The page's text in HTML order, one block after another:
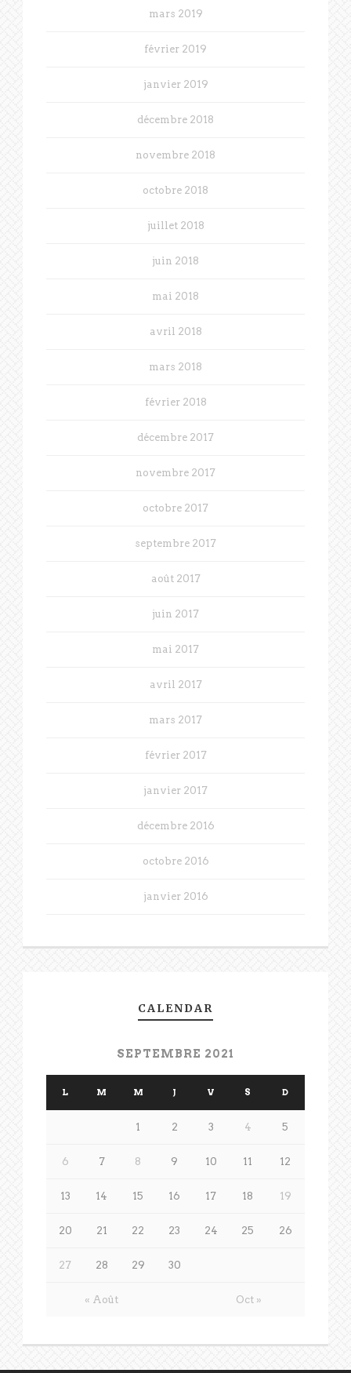
mars 2019
février 2019
janvier 2019
décembre 2018
novembre 2018
octobre 2018
juillet 2018
juin 2018
mai 2018
avril 2018
mars 2018
février 2018
décembre 2017
novembre 2017
octobre 2017
septembre 2017
août 2017
juin 2017
mai 2017
avril 2017
mars 2017
février 2017
janvier 2017
décembre 2016
octobre 2016
janvier 2016
CALENDAR
SEPTEMBRE 2021
L M M J V S D
« Août Oct »
1 2 3 4 5
6 7 8 9 10 11 12
13 14 15 16 17 18 19
20 21 22 23 24 25 26
27 28 29 30